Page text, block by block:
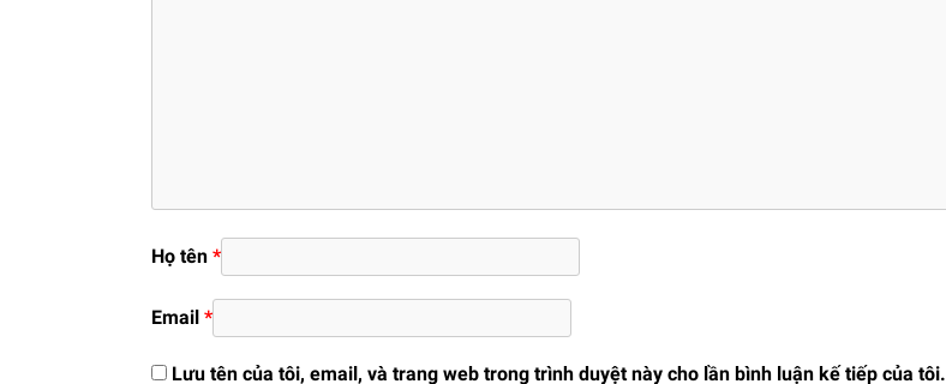
Họ tên *
Email *
Lưu tên của tôi, email, và trang web trong trình duyệt này cho lần bình luận kế tiếp của tôi.